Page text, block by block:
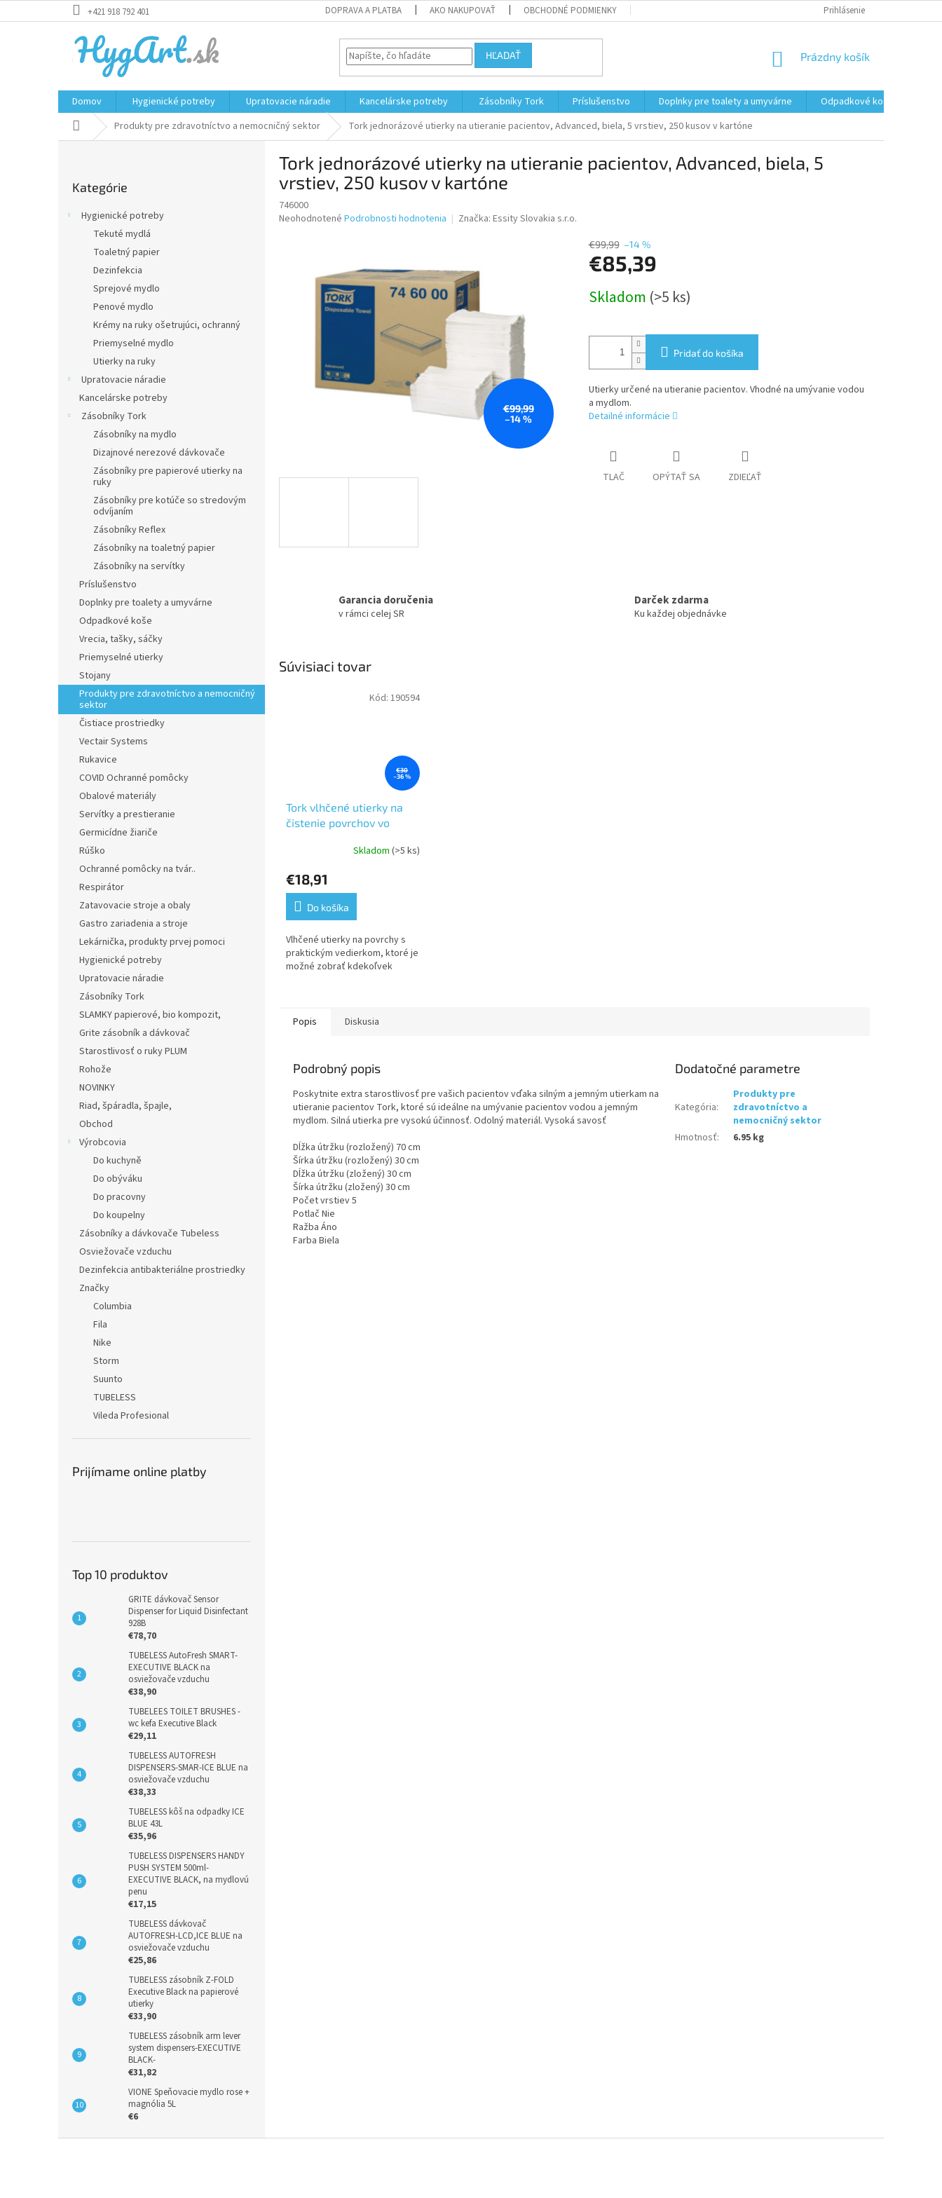
na
+421 918 792 401 DOPRAVA A PLATBA AKO NAKUPOVAŤ OBCHODNÉ PODMIENKY FORMULÁR NA
Prihlásenie
HĽADAŤ
NÁKUPNÝ
Prázdny košík
Domov Hygienické potreby Upratovacie náradie Kancelárske potreby Zásobníky Tork Príslušenstvo Doplnky pre toalety a umyvárne Odpadkové koše
DomovProdukty pre zdravotníctvo a nemocničný sektor Tork jednorázové utierky na utieranie pacientov, Advanced, biela, 5 vrstiev, 250 kusov v kartóne
kategórie
Kategórie
Hygienické potreby
Tekuté mydlá
Toaletný papier
Dezinfekcia
Sprejové mydlo
Penové mydlo
Krémy na ruky ošetrujúci, ochranný
Priemyselné mydlo
Utierky na ruky
Upratovacie náradie
Kancelárske potreby
Zásobníky Tork
Zásobníky na mydlo
Dizajnové nerezové dávkovače
Zásobníky pre papierové utierky na
ruky
Zásobníky pre kotúče so stredovým
odvíjaním
Zásobníky Reflex
Zásobníky na toaletný papier
Zásobníky na servítky
Príslušenstvo
Doplnky pre toalety a umyvárne
Odpadkové koše
Vrecia, tašky, sáčky
Priemyselné utierky
Stojany
Produkty pre zdravotníctvo a nemocničný
sektor
Čistiace prostriedky
Vectair Systems
Rukavice
COVID Ochranné pomôcky
Obalové materiály
Servítky a prestieranie
Germicídne žiariče
Rúško
Ochranné pomôcky na tvár..
Respirátor
Zatavovacie stroje a obaly
Gastro zariadenia a stroje
Lekárnička, produkty prvej pomoci
Hygienické potreby
Upratovacie náradie
Zásobníky Tork
SLAMKY papierové, bio kompozit,
Grite zásobník a dávkovač
Starostlivosť o ruky PLUM
Rohože
NOVINKY
Riad, špáradla, špajle,
Obchod
Výrobcovia
Do kuchyně
Do obýváku
Do pracovny
Do koupelny
Zásobníky a dávkovače Tubeless
Osviežovače vzduchu
Dezinfekcia antibakteriálne prostriedky
Značky
Columbia
Fila
Nike
Storm
Suunto
TUBELESS
Vileda Profesional
Prijímame online platby
Top 10 produktov
GRITE dávkovač Sensor
Dispenser for Liquid Disinfectant
928B
€78,70
TUBELESS AutoFresh SMART-
EXECUTIVE BLACK na
osviežovače vzduchu
€38,90
TUBELEES TOILET BRUSHES -
wc kefa Executive Black
€29,11
TUBELESS AUTOFRESH
DISPENSERS-SMAR-ICE BLUE na
osviežovače vzduchu
€38,33
TUBELESS kôš na odpadky ICE
BLUE 43L
€35,96
TUBELESS DISPENSERS HANDY
PUSH SYSTEM 500ml-
EXECUTIVE BLACK, na mydlovú
penu
€17,15
TUBELESS dávkovač
AUTOFRESH-LCD,ICE BLUE na
osviežovače vzduchu
€25,86
TUBELESS zásobník Z-FOLD
Executive Black na papierové
utierky
€33,90
TUBELESS zásobník arm lever
system dispensers-EXECUTIVE
BLACK-
€31,82
VIONE Speňovacie mydlo rose +
magnólia 5L
€6
Tork jednorázové utierky na utieranie pacientov, Advanced, biela, 5
vrstiev, 250 kusov v kartóne
746000
Priemerné
hviezdičiek.
Neohodnotené Podrobnosti hodnotenia Značka: Essity Slovakia s.r.o.
€99,99
–14 %
€99,99 –14 %
€85,39
cena:
Skladom (>5 ks)
Pridať do košíka
Utierky určené na utieranie pacientov. Vhodné na umývanie vodou
a mydlom.
Detailné informácie
TLAČ OPÝTAŤ SA ZDIEĽAŤ
Garancia doručenia
v rámci celej SR
Darček zdarma
Ku každej objednávke
Súvisiaci tovar
€30
–36 %
Tork vlhčené utierky na
čistenie povrchov vo
vrstva, dĺžka 16m, 4ks v
Skladom (>5 ks)
€18,91
Do košíka
Vlhčené utierky na povrchy s
praktickým vedierkom, ktoré je
možné zobrať kdekoľvek
Kód: 190594
Popis Diskusia
Podrobný popis
Poskytnite extra starostlivosť pre vašich pacientov vďaka silným a jemným utierkam na
utieranie pacientov Tork, ktoré sú ideálne na umývanie pacientov vodou a jemným
mydlom. Silná utierka pre vysokú účinnosť. Odolný materiál. Vysoká savosť
Dĺžka útržku (rozložený) 70 cm
Šírka útržku (rozložený) 30 cm
Dĺžka útržku (zložený) 30 cm
Šírka útržku (zložený) 30 cm
Počet vrstiev 5
Potlač Nie
Ražba Áno
Farba Biela
Dodatočné parametre
Kategória:
Produkty pre
zdravotníctvo a
nemocničný sektor
Hmotnosť: 6.95 kg